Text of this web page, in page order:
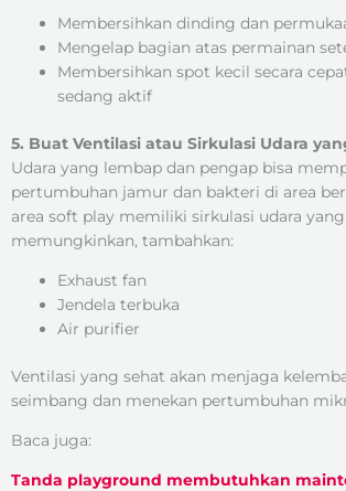
Membersihkan dinding dan
Mengelap bagian atas permainan
Membersihkan spot kecil secara
sedang aktif
5. Buat Ventilasi atau Sirkulasi Udara
Udara yang lembap dan pengap bisa
pertumbuhan jamur dan bakteri di area
area soft play memiliki sirkulasi udara
memungkinkan, tambahkan:
Exhaust fan
Jendela terbuka
Air purifier
Ventilasi yang sehat akan menjaga
seimbang dan menekan pertumbuhan
Baca juga:
Tanda playground membutuhkan